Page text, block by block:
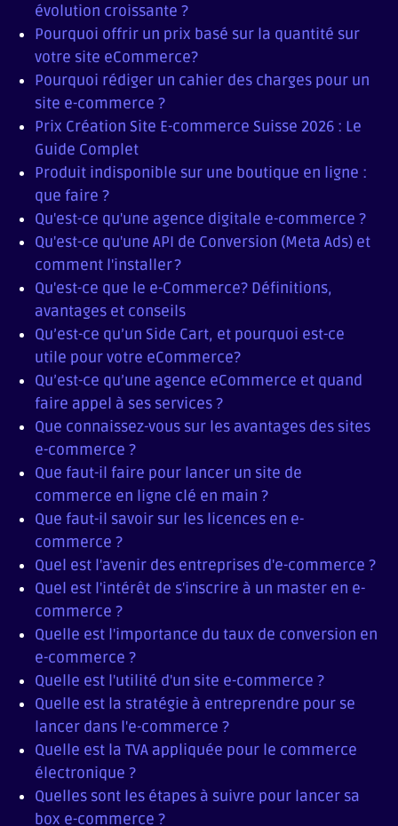
évolution croissante ?
Pourquoi offrir un prix basé sur la quantité sur
votre site eCommerce?
Pourquoi rédiger un cahier des charges pour un
site e-commerce ?
Prix Création Site E-commerce Suisse 2026 : Le
Guide Complet
Produit indisponible sur une boutique en ligne :
que faire ?
Qu'est-ce qu'une agence digitale e-commerce ?
Qu'est-ce qu'une API de Conversion (Meta Ads) et
comment l'installer ?
Qu'est-ce que le e-Commerce? Définitions,
avantages et conseils
Qu’est-ce qu’un Side Cart, et pourquoi est-ce
utile pour votre eCommerce?
Qu’est-ce qu’une agence eCommerce et quand
faire appel à ses services ?
Que connaissez-vous sur les avantages des sites
e-commerce ?
Que faut-il faire pour lancer un site de
commerce en ligne clé en main ?
Que faut-il savoir sur les licences en e-
commerce ?
Quel est l'avenir des entreprises d'e-commerce ?
Quel est l'intérêt de s'inscrire à un master en e-
commerce ?
Quelle est l'importance du taux de conversion en
e-commerce ?
Quelle est l'utilité d'un site e-commerce ?
Quelle est la stratégie à entreprendre pour se
lancer dans l'e-commerce ?
Quelle est la TVA appliquée pour le commerce
électronique ?
Quelles sont les étapes à suivre pour lancer sa
box e-commerce ?